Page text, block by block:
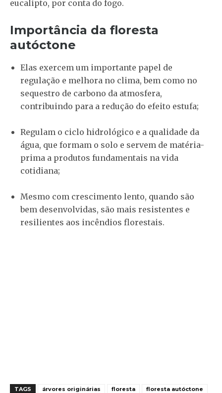
eucalipto, por conta do fogo.
Importância da floresta
autóctone
Elas exercem um importante papel de
regulação e melhora no clima, bem como no
sequestro de carbono da atmosfera,
contribuindo para a redução do efeito estufa;
Regulam o ciclo hidrológico e a qualidade da
água, que formam o solo e servem de matéria-
prima a produtos fundamentais na vida
cotidiana;
Mesmo com crescimento lento, quando são
bem desenvolvidas, são mais resistentes e
resilientes aos incêndios florestais.
TAGS árvores originárias floresta
floresta autóctone